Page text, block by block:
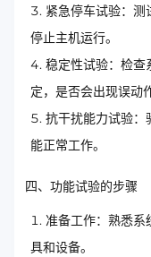
紧急停车试验：
停止主机运行。
稳定性试验：检查
定，是否会出现误动作
抗干扰能力试验：
能正常工作。
四、功能试验的步骤
准备工作：熟悉系
具和设备。